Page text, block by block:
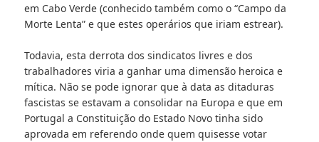
em Cabo Verde (conhecido também como o “Campo da
Morte Lenta” e que estes operários que iriam estrear).
Todavia, esta derrota dos sindicatos livres e dos
trabalhadores viria a ganhar uma dimensão heroica e
mítica. Não se pode ignorar que à data as ditaduras
fascistas se estavam a consolidar na Europa e que em
Portugal a Constituição do Estado Novo tinha sido
aprovada em referendo onde quem quisesse votar